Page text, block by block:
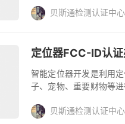
Conform...贝斯通检测认证中心
定位器FCC-ID认
智能定位器开发是利用
子、宠物、重要财物等
进入美国市场...
贝斯通检测认证中心